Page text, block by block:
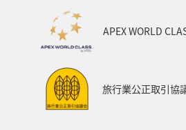
APEX WORLD
旅行業公正取引協